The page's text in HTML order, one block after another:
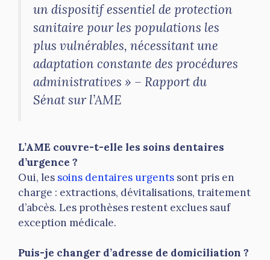
un dispositif essentiel de protection
sanitaire pour les populations les
plus vulnérables, nécessitant une
adaptation constante des procédures
administratives » – Rapport du
Sénat sur l’AME
L’AME couvre-t-elle les soins dentaires
d’urgence ?
Oui, les soins dentaires urgents sont pris en
charge : extractions, dévitalisations, traitement
d’abcès. Les prothèses restent exclues sauf
exception médicale.
Puis-je changer d’adresse de domiciliation ?